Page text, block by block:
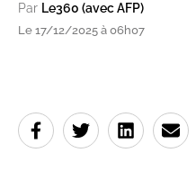
Par Le360 (avec AFP)
Le 17/12/2025 à 06h07